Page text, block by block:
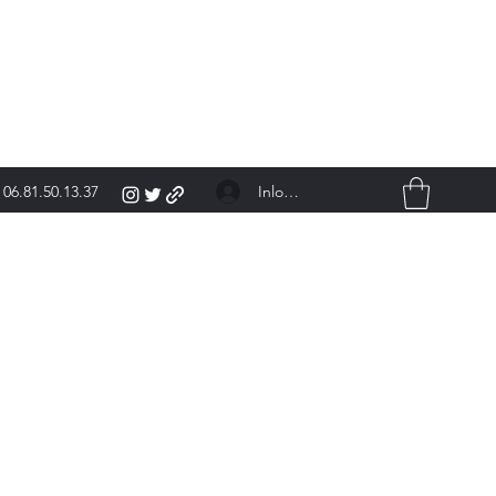
06.81.50.13.37 Inloggen